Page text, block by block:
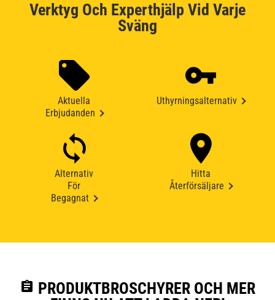
Verktyg Och Experthjälp Vid Varje
Sväng
Aktuella
Erbjudanden
Uthyrningsalternativ
Alternativ
För
Begagnat
Hitta
Återförsäljare
assignment PRODUKTBROSCHYRER OCH MER